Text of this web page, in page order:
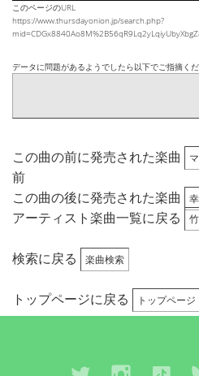
このページのURL
https://www.thursdayonion.jp/search.php?
データに問題があるようでしたら以下でご指摘く
この曲の前に発売された楽曲
前
この曲の後に発売された楽曲
アーティスト楽曲一覧に戻る
検索に戻る 楽曲検索
トップページに戻る トップページ